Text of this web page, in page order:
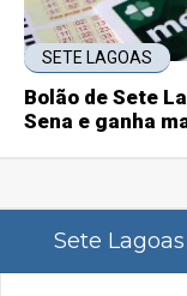
SETE LAGOAS
Bolão de Sete
Sena e ganha
Sete